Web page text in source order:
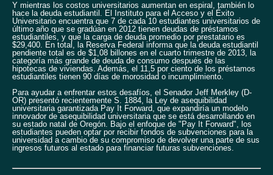
Y mientras los costos universitarios aumentan en espiral, también lo
hace la deuda estudiantil. El Instituto para el Acceso y el Éxito
Universitario encuentra que 7 de cada 10 estudiantes universitarios de
último año que se gradúan en 2012 tienen deudas de préstamos
estudiantiles, y que la carga de deuda promedio por prestatario es
$29,400. En total, la Reserva Federal informa que la deuda estudiantil
pendiente total es de $1,08 billones en el cuarto trimestre de 2013, la
categoría más grande de deuda de consumo después de las
hipotecas de viviendas. Además, el 11,5 por ciento de los préstamos
estudiantiles tienen 90 días de morosidad o incumplimiento.
Para ayudar a enfrentar estos desafíos, el Senador Jeff Merkley (D-
OR) presentó recientemente S. 1884, la Ley de asequibilidad
universitaria garantizada Pay It Forward, que expandiría un modelo
innovador de asequibilidad universitaria que se está desarrollando en
su estado natal de Oregón. Bajo el enfoque de "Pay It Forward", los
estudiantes pueden optar por recibir fondos de subvenciones para la
universidad a cambio de su compromiso de devolver una parte de sus
ingresos futuros al estado para financiar futuras subvenciones.